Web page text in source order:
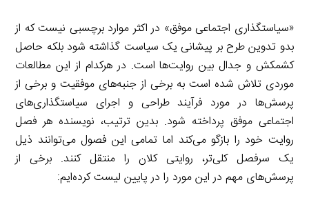
«سیاستگذاری اجتماعی موفق» در اکثر موارد برچسبی نیست که از
بدو تدوین طرح بر پیشانی یک سیاست گذاشته شود بلکه حاصل
کشمکش و جدال بین روایت‌ها است. در هرکدام از این مطالعات
موردی تلاش شده است به برخی از جنبه‌های موفقیت و برخی از
پرسش‌ها در مورد فرآیند طراحی و اجرای سیاستگذاری‌های
اجتماعی موفق پرداخته شود. بدین ترتیب، نویسنده هر فصل
روایت خود را بازگو می‌کند اما تمامی این فصول می‌توانند ذیل
یک سرفصل کلی‌تر، روایتی کلان را منتقل کنند. برخی از
پرسش‌های مهم در این مورد را در پایین لیست کرده‌ایم: